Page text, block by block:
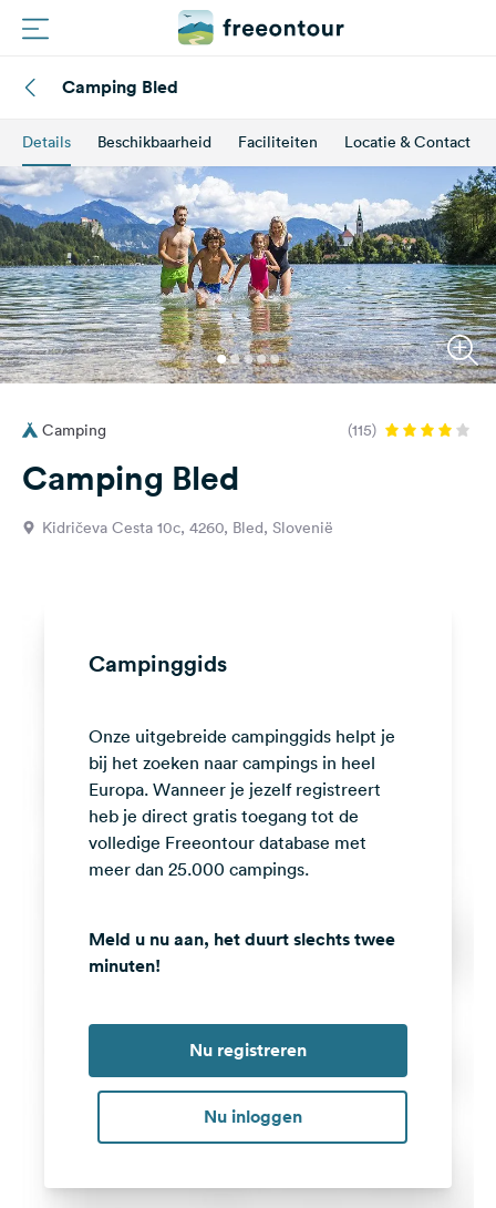
Routes
Campings
Magazine
Partners
Registreren
Inloggen
Vragen &
Feedback
media
Facebook
Instagram
Camping Bled
Details Beschikbaarheid Faciliteiten Locatie & Contact
Camping (115)
Camping Bled
Kidričeva Cesta 10c, 4260, Bled, Slovenië
Campinggids
Onze uitgebreide campinggids helpt je
bij het zoeken naar campings in heel
Europa. Wanneer je jezelf registreert
heb je direct gratis toegang tot de
volledige Freeontour database met
meer dan 25.000 campings.
Meld u nu aan, het duurt slechts twee
minuten!
Nu registreren
Nu inloggen